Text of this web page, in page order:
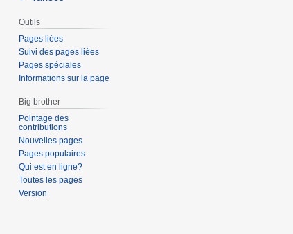
Outils
Pages liées
Suivi des pages liées
Pages spéciales
Informations sur la page
Big brother
Pointage des
contributions
Nouvelles pages
Pages populaires
Qui est en ligne?
Toutes les pages
Version